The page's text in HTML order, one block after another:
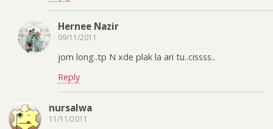
Hernee Nazir
09/11/2011
jom long..tp N xde plak la ari tu..cissss..
Reply
nursalwa
11/11/2011